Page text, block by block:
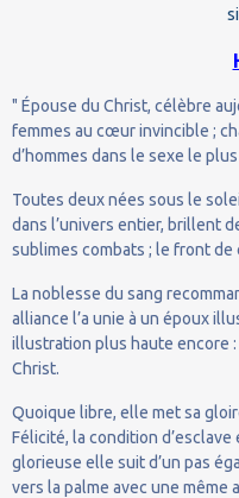
" Épouse du Christ, célèbre
femmes au cœur invincible ;
d’hommes dans le sexe le
Toutes deux nées sous le
dans l’univers entier, brillent
sublimes combats ; le front
La noblesse du sang
alliance l’a unie à un époux
illustration plus haute encore
Christ.
Quoique libre, elle met sa
Félicité, la condition
glorieuse elle suit d’un pas
vers la palme avec une même